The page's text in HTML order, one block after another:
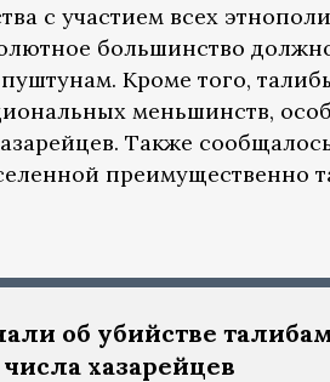
с участием всех
большинство
Кроме того,
меньшинств,
Также
преимущественно
об убийстве
хазарейцев